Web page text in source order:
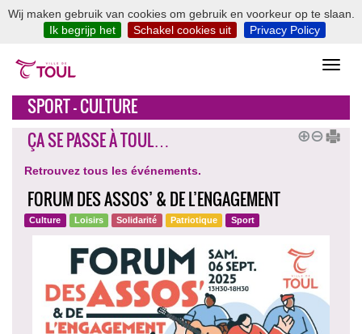
Wij maken gebruik van cookies om gebruik en voorkeur op te slaan.
Ik begrijp het
Schakel cookies uit Privacy Policy
SPORT - CULTURE
ÇA SE PASSE À TOUL…
Retrouvez tous les événements.
FORUM DES ASSOS’ & DE L’ENGAGEMENT
Culture Loisirs Solidarité Patriotique Sport